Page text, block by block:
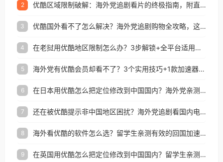
2 优酷区域限制破解：海外党追剧看片的终极指南，附直播欧冠+1905电影网解决方案
3 优酷国外看不了怎么解决？海外党追剧购物全攻略，这招亲测有效！
4 在老挝用优酷地区限制怎么办？3步解锁+全平台适用的回国加速器指南
5 海外党有优酷会员却看不了？3个实用技巧+1款加速器解决追剧&金融APP难题
6 在日本用优酷怎么把定位修改到中国国内？海外党亲测有效的回国加速指南
7 还在被优酷提示非中国地区困扰？海外党追剧看国内电影的正确打开方式
8 海外看优酷的软件怎么选？留学生亲测有效的回国加速方案
9 在英国用优酷怎么把定位修改到中国国内？留学生亲测有效的回国加速方案